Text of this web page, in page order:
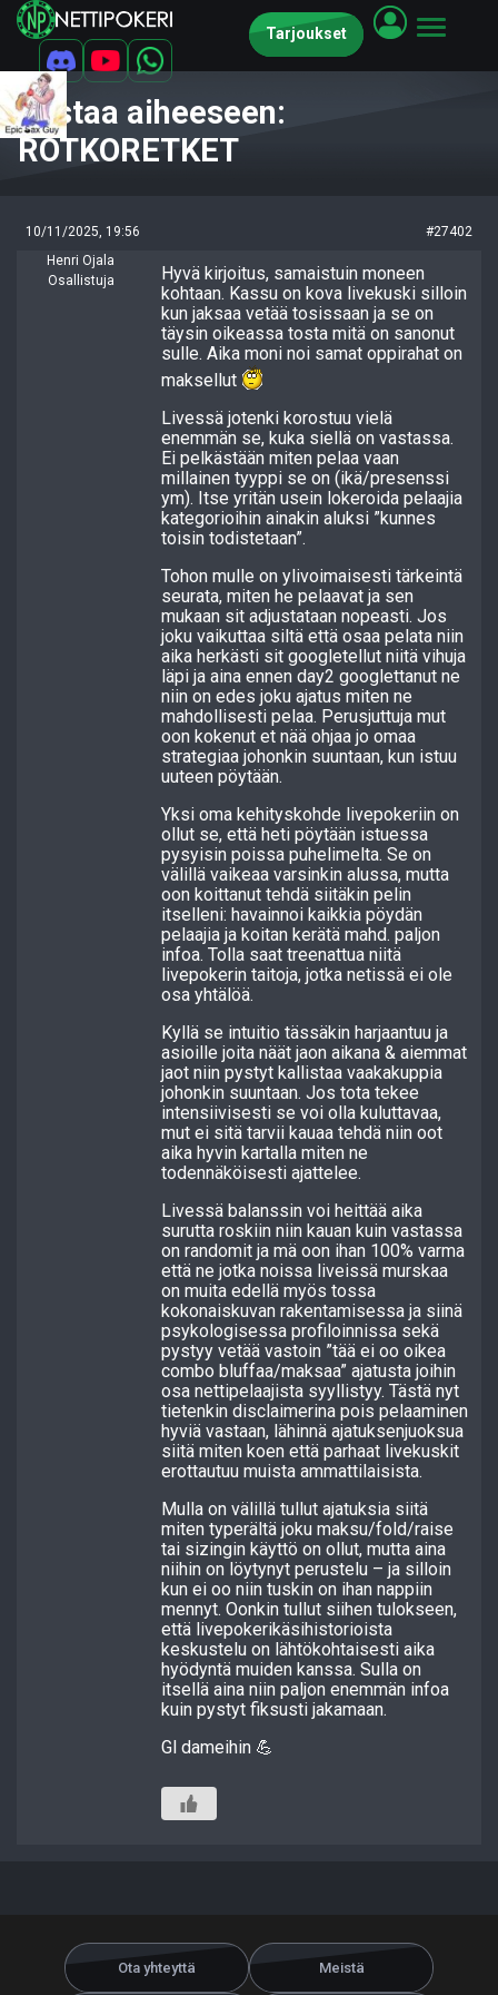
Tarjoukset
Vastaa aiheeseen:
ROTKORETKET
10/11/2025, 19:56
#27402
Henri Ojala
Osallistuja
Hyvä kirjoitus, samaistuin moneen
kohtaan. Kassu on kova livekuski silloin
kun jaksaa vetää tosissaan ja se on
täysin oikeassa tosta mitä on sanonut
sulle. Aika moni noi samat oppirahat on
maksellut
Livessä jotenki korostuu vielä
enemmän se, kuka siellä on vastassa.
Ei pelkästään miten pelaa vaan
millainen tyyppi se on (ikä/presenssi
ym). Itse yritän usein lokeroida pelaajia
kategorioihin ainakin aluksi ”kunnes
toisin todistetaan”.
Tohon mulle on ylivoimaisesti tärkeintä
seurata, miten he pelaavat ja sen
mukaan sit adjustataan nopeasti. Jos
joku vaikuttaa siltä että osaa pelata niin
aika herkästi sit googletellut niitä vihuja
läpi ja aina ennen day2 googlettanut ne
niin on edes joku ajatus miten ne
mahdollisesti pelaa. Perusjuttuja mut
oon kokenut et nää ohjaa jo omaa
strategiaa johonkin suuntaan, kun istuu
uuteen pöytään.
Yksi oma kehityskohde livepokeriin on
ollut se, että heti pöytään istuessa
pysyisin poissa puhelimelta. Se on
välillä vaikeaa varsinkin alussa, mutta
oon koittanut tehdä siitäkin pelin
itselleni: havainnoi kaikkia pöydän
pelaajia ja koitan kerätä mahd. paljon
infoa. Tolla saat treenattua niitä
livepokerin taitoja, jotka netissä ei ole
osa yhtälöä.
Kyllä se intuitio tässäkin harjaantuu ja
asioille joita näät jaon aikana & aiemmat
jaot niin pystyt kallistaa vaakakuppia
johonkin suuntaan. Jos tota tekee
intensiivisesti se voi olla kuluttavaa,
mut ei sitä tarvii kauaa tehdä niin oot
aika hyvin kartalla miten ne
todennäköisesti ajattelee.
Livessä balanssin voi heittää aika
surutta roskiin niin kauan kuin vastassa
on randomit ja mä oon ihan 100% varma
että ne jotka noissa liveissä murskaa
on muita edellä myös tossa
kokonaiskuvan rakentamisessa ja siinä
psykologisessa profiloinnissa sekä
pystyy vetää vastoin ”tää ei oo oikea
combo bluffaa/maksaa” ajatusta joihin
osa nettipelaajista syyllistyy. Tästä nyt
tietenkin disclaimerina pois pelaaminen
hyviä vastaan, lähinnä ajatuksenjuoksua
siitä miten koen että parhaat livekuskit
erottautuu muista ammattilaisista.
Mulla on välillä tullut ajatuksia siitä
miten typerältä joku maksu/fold/raise
tai sizingin käyttö on ollut, mutta aina
niihin on löytynyt perustelu – ja silloin
kun ei oo niin tuskin on ihan nappiin
mennyt. Oonkin tullut siihen tulokseen,
että livepokerikäsihistorioista
keskustelu on lähtökohtaisesti aika
hyödyntä muiden kanssa. Sulla on
itsellä aina niin paljon enemmän infoa
kuin pystyt fiksusti jakamaan.
Gl dameihin 💪
Ota yhteyttä Meistä